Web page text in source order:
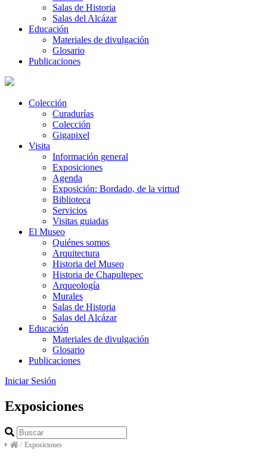
Salas de Historia
Salas del Alcázar
Educación
Materiales de divulgación
Glosario
Publicaciones
Colección
Curadurías
Colección
Gigapixel
Visita
Información general
Exposiciones
Agenda
Exposición: Bordado, de la virtud
Biblioteca
Servicios
Visitas guiadas
El Museo
Quiénes somos
Arquitectura
Historia del Museo
Historia de Chapultepec
Arqueología
Murales
Salas de Historia
Salas del Alcázar
Educación
Materiales de divulgación
Glosario
Publicaciones
Iniciar Sesión
Exposiciones
/ Exposiciones